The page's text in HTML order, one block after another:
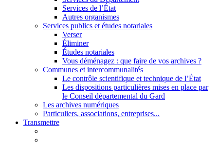
Services de l’État
Autres organismes
Services publics et études notariales
Verser
Éliminer
Études notariales
Vous déménagez : que faire de vos archives ?
Communes et intercommunalités
Le contrôle scientifique et technique de l’État
Les dispositions particulières mises en place par
le Conseil départemental du Gard
Les archives numériques
Particuliers, associations, entreprises...
Transmettre